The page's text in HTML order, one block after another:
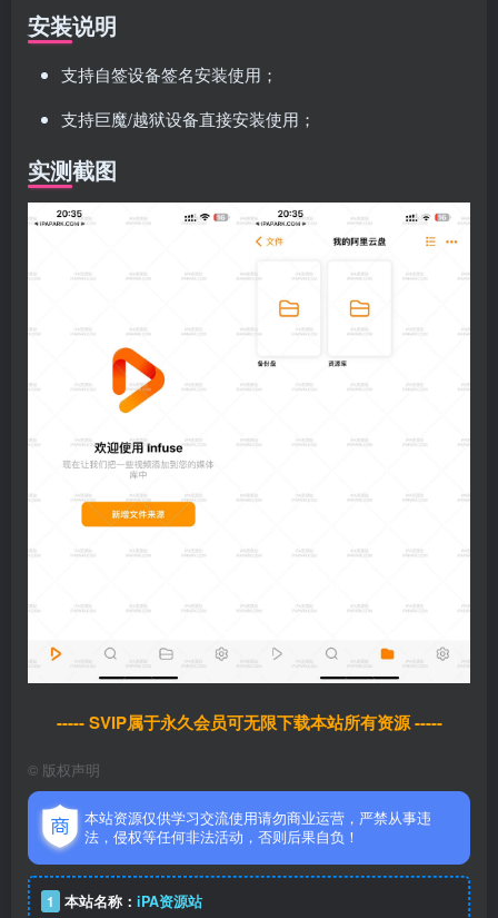
安装说明
支持自签设备签名安装使用；
支持巨魔/越狱设备直接安装使用；
实测截图
----- SVIP属于永久会员可无限下载本站所有资源 -----
© 版权声明
本站资源仅供学习交流使用请勿商业运营，严禁从事违
法，侵权等任何非法活动，否则后果自负！
1 本站名称： iPA资源站